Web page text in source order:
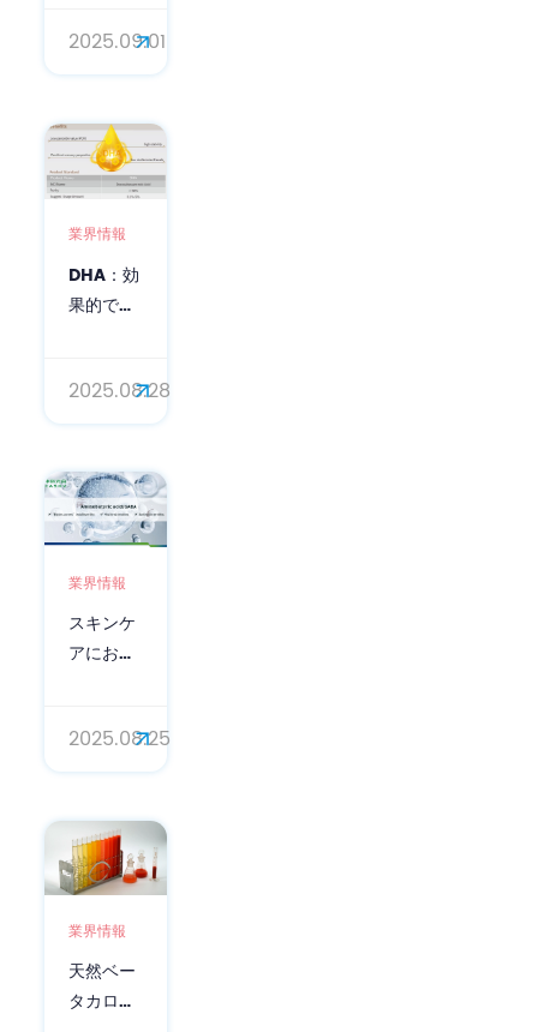
96702-
果：科学
的視点
2025.09.01
業界情報
DHA：効
果的で自
基礎
2025.08.28
業界情報
スキンケ
アにおけ
（GABA）
ンチエイ
ジングソ
リューシ
ョン
2025.08.25
業界情報
天然ベー
タカロチ